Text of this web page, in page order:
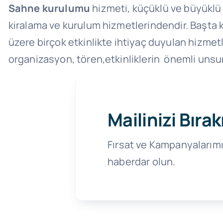
Sahne kurulumu hizmeti, küçüklü ve
kiralama ve kurulum hizmetlerindendir.
üzere birçok etkinlikte ihtiyaç duyulan
organizasyon, tören,etkinliklerin önemli
Mailinizi
Fırsat ve
haberdar olun.